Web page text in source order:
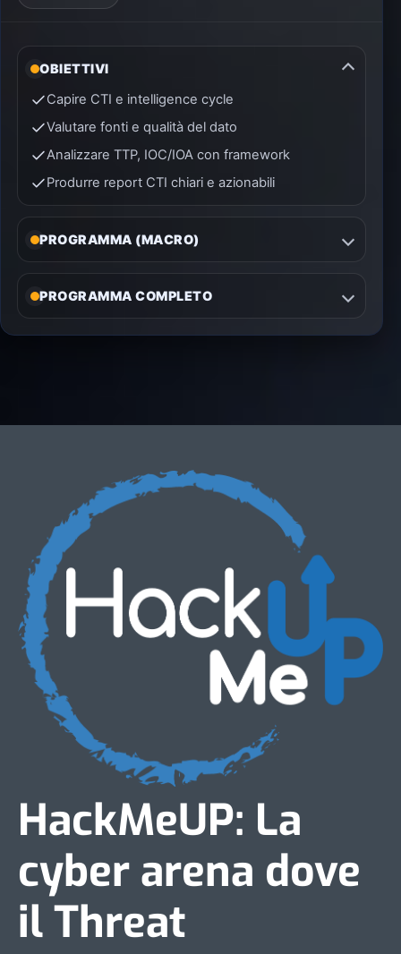
OBIETTIVI
Capire CTI e intelligence cycle
Valutare fonti e qualità del dato
Analizzare TTP, IOC/IOA con framework
Produrre report CTI chiari e azionabili
PROGRAMMA (MACRO)
PROGRAMMA COMPLETO
HackMeUP: La
cyber arena dove
il Threat